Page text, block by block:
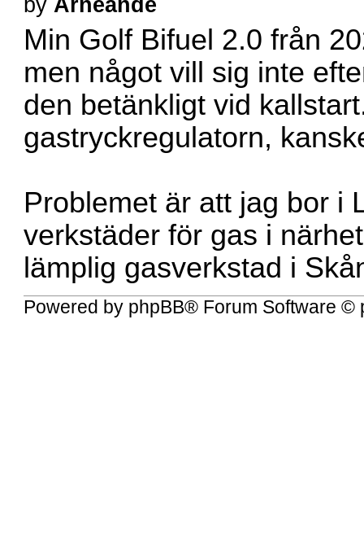
Min Golf Bifuel 2.0 från
men något vill sig inte
den betänkligt vid
gastryckregulatorn,
Problemet är att jag bor i
verkstäder för gas i
lämplig gasverkstad i
Powered by phpBB® Forum Software ©